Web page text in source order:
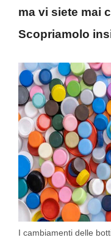
ma vi siete mai
Scopriamolo
I cambiamenti delle